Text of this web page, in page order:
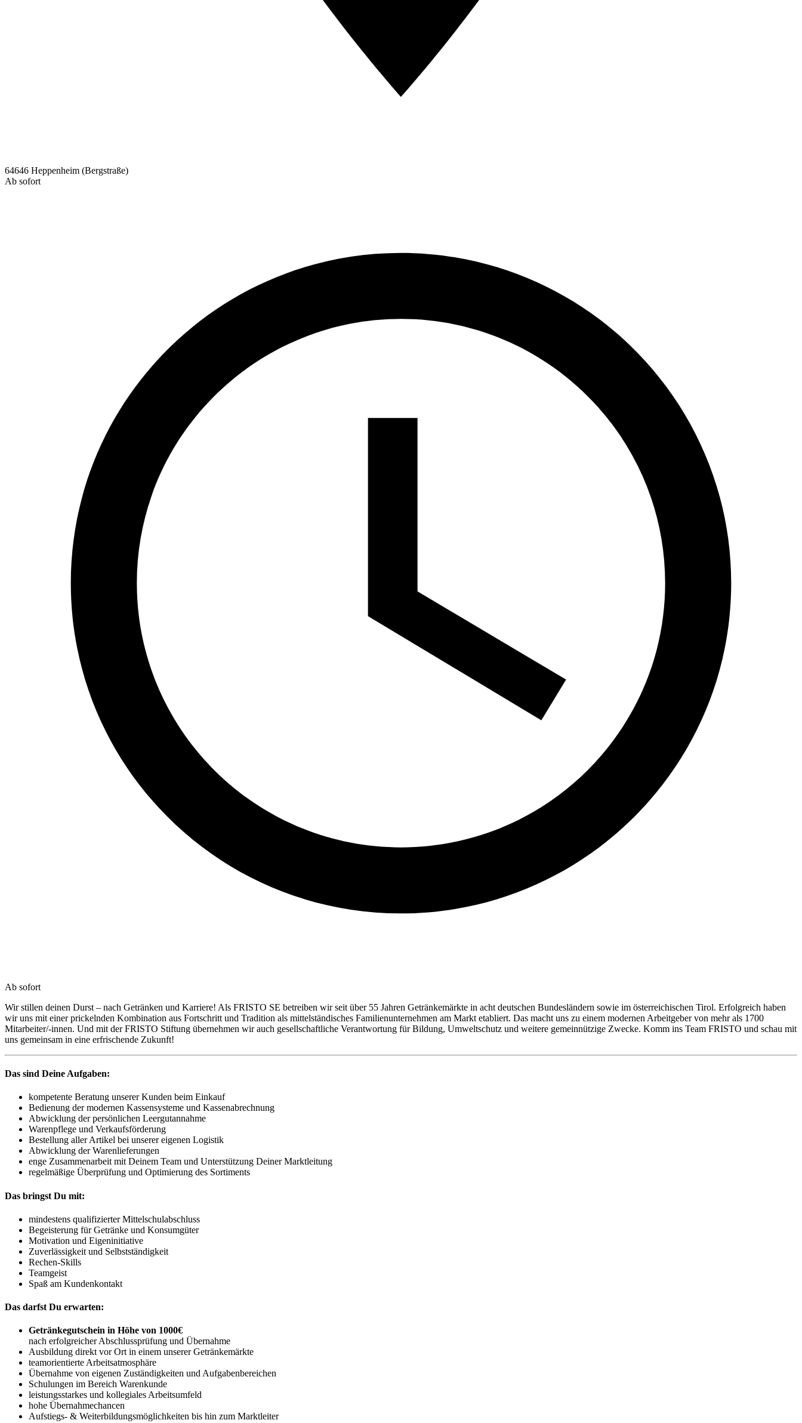
64646 Heppenheim (Bergstraße)
Ab sofort
Ab sofort
Wir stillen deinen Durst – nach Getränken und Karriere! Als FRISTO SE betreiben wir seit über 55 Jahren Getränkemärkte in acht deutschen Bundesländern sowie im österreichischen Tirol. Erfolgreich haben
wir uns mit einer prickelnden Kombination aus Fortschritt und Tradition als mittelständisches Familienunternehmen am Markt etabliert. Das macht uns zu einem modernen Arbeitgeber von mehr als 1700
Mitarbeiter/-innen. Und mit der FRISTO Stiftung übernehmen wir auch gesellschaftliche Verantwortung für Bildung, Umweltschutz und weitere gemeinnützige Zwecke. Komm ins Team FRISTO und schau mit
uns gemeinsam in eine erfrischende Zukunft!
Das sind Deine Aufgaben:
kompetente Beratung unserer Kunden beim Einkauf
Bedienung der modernen Kassensysteme und Kassenabrechnung
Abwicklung der persönlichen Leergutannahme
Warenpflege und Verkaufsförderung
Bestellung aller Artikel bei unserer eigenen Logistik
Abwicklung der Warenlieferungen
enge Zusammenarbeit mit Deinem Team und Unterstützung Deiner Marktleitung
regelmäßige Überprüfung und Optimierung des Sortiments
Das bringst Du mit:
mindestens qualifizierter Mittelschulabschluss
Begeisterung für Getränke und Konsumgüter
Motivation und Eigeninitiative
Zuverlässigkeit und Selbstständigkeit
Rechen-Skills
Teamgeist
Spaß am Kundenkontakt
Das darfst Du erwarten:
Getränkegutschein in Höhe von 1000€
nach erfolgreicher Abschlussprüfung und Übernahme
Ausbildung direkt vor Ort in einem unserer Getränkemärkte
teamorientierte Arbeitsatmosphäre
Übernahme von eigenen Zuständigkeiten und Aufgabenbereichen
Schulungen im Bereich Warenkunde
leistungsstarkes und kollegiales Arbeitsumfeld
hohe Übernahmechancen
Aufstiegs- & Weiterbildungsmöglichkeiten bis hin zum Marktleiter